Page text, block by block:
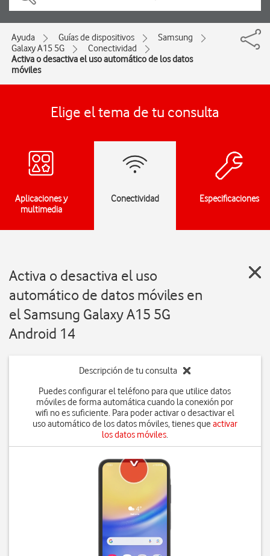
Ayuda Guías de dispositivos
Samsung
Galaxy A15 5G
Conectividad
Activa o desactiva el uso automático de los datos
móviles
Elige el tema de tu consulta
Aplicaciones y
multimedia
Conectividad Especificaciones
Activa o desactiva el uso
automático de datos móviles en
el Samsung Galaxy A15 5G
Android 14
Descripción de tu consulta
Puedes configurar el teléfono para que utilice datos
móviles de forma automática cuando la conexión por
wifi no es suficiente. Para poder activar o desactivar el
uso automático de los datos móviles, tienes que activar
los datos móviles.